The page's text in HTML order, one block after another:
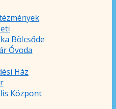
Bölcsőde
Óvoda
Ház
Központ